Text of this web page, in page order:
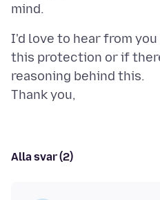
I'd love to hear from
this protection or if
reasoning behind this.
Alla svar (2)